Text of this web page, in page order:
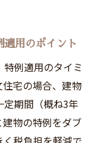
用のポイント
例適用のタイミ
宅の場合、建物
期間（概ね3年
物の特例をダブ